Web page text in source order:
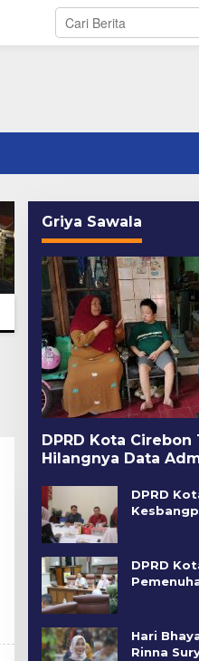
Sengketa
GTC Cirebon, Ini
Penjelasan Frans
Simanjuntak
Griya Sawala
DPRD Kota
Hilangnya Data
DPRD
DPRD
Hari
Rinna